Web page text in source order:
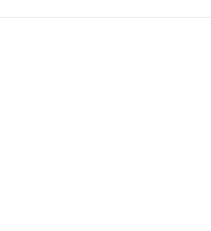
doivent être retirés un par un